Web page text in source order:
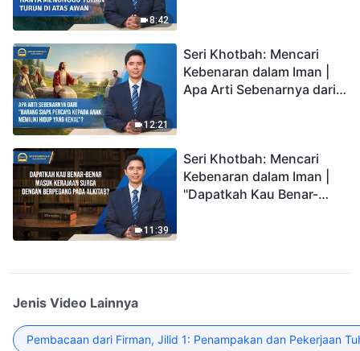
8:42
12:21
Seri Khotbah: Mencari
Kebenaran dalam Iman |
Apa Arti Sebenarnya dari
11:39
Seri Khotbah: Mencari
Kebenaran dalam Iman |
"Dapatkah Kau Benar-
Jenis Video Lainnya
Pembacaan dari Firman, Jilid 1: Penampakan dan Pekerjaan